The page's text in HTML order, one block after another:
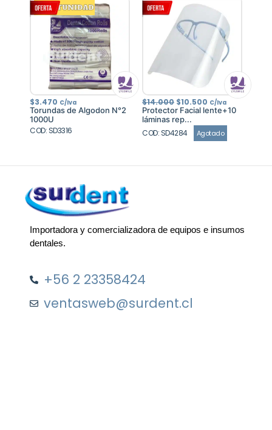
$4.235 $4.500
$3.470 C/Iva
Torundas de Algodon N°2
1000U
COD: SD3316
$14.000 El
precio
original
era:
$14.000.
$10.500 El
precio
actual
es:
$10.500.
C/Iva
Protector Facial lente+10
láminas rep...
COD: SD4284 Agotado
Importadora y comercializadora de equipos e insumos
dentales.
+56 2 23358424
ventasweb@surdent.cl